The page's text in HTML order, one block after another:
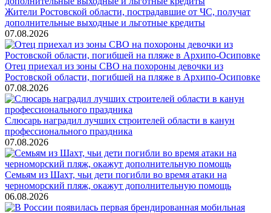
Жители Ростовской области, пострадавшие от ЧС, получат
дополнительные выходные и льготные кредиты
07.08.2026
Отец приехал из зоны СВО на похороны девочки из
Ростовской области, погибшей на пляже в Архипо-Осиповке
07.08.2026
Слюсарь наградил лучших строителей области в канун
профессионального праздника
07.08.2026
Семьям из Шахт, чьи дети погибли во время атаки на
черноморский пляж, окажут дополнительную помощь
06.08.2026